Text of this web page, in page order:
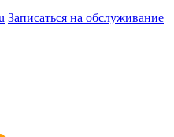
Записаться на обслуживание